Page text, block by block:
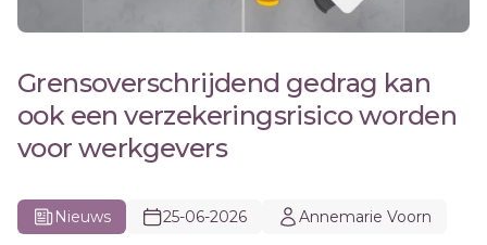
Grensoverschrijdend gedrag kan
ook een verzekeringsrisico worden
voor werkgevers
Nieuws 25-06-2026 Annemarie Voorn